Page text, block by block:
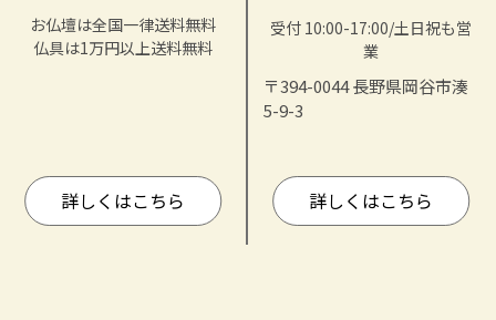
お仏壇は全国一律送料無料
仏具は1万円以上送料無料
詳しくはこちら
受付 10:00-17:00/土日祝も営
業
〒394-0044 長野県岡谷市湊
5-9-3
詳しくはこちら